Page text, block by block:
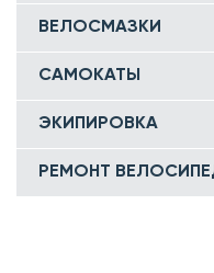
ВЕЛОСМАЗКИ
САМОКАТЫ
ЭКИПИРОВКА
РЕМОНТ